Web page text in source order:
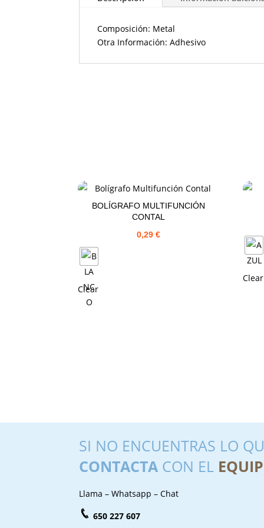
Composición: Metal
Otra Información: Adhesivo
BOLÍGRAFO MULTIFUNCIÓN
CONTAL
0,29 €
Clear
Clear
SI NO ENCUENTRAS LO
CONTACTA CON EL
Llama – Whatsapp – Chat
650 227 607